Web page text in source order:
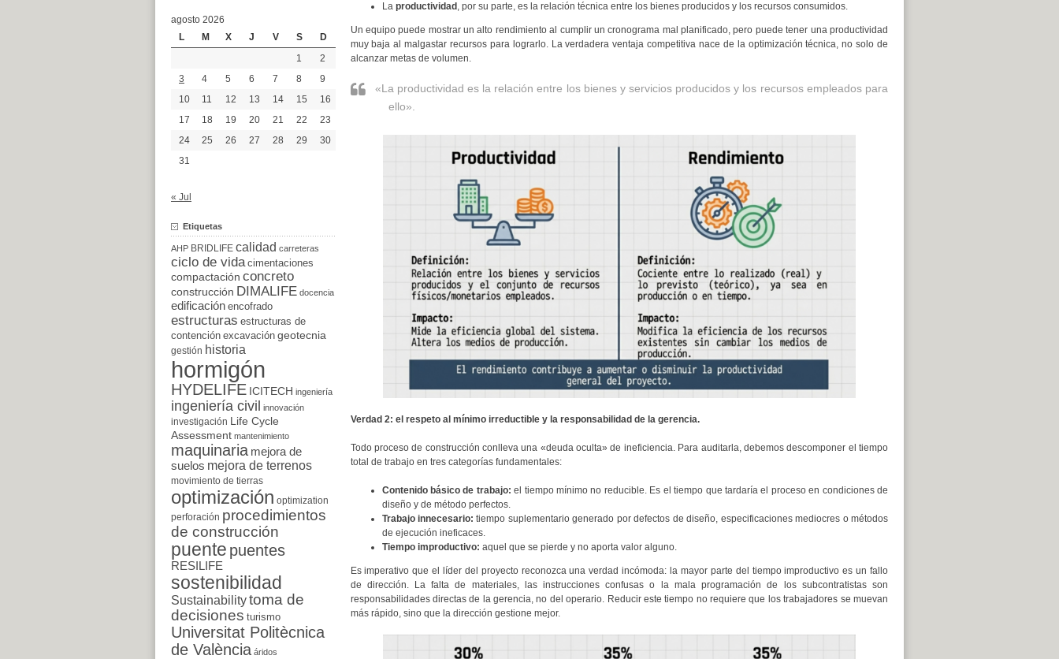
La productividad , por su parte, es la relación técnica entre los bienes producidos y los recursos consumidos.
Un equipo puede mostrar un alto rendimiento al cumplir un cronograma mal planificado, pero puede tener una productividad
muy baja al malgastar recursos para lograrlo. La verdadera ventaja competitiva nace de la optimización técnica, no solo de
alcanzar metas de volumen.
«La productividad es la relación entre los bienes y servicios producidos y los recursos empleados para
ello».
Verdad 2: el respeto al mínimo irreductible y la responsabilidad de la gerencia.
Todo proceso de construcción conlleva una «deuda oculta» de ineficiencia. Para auditarla, debemos descomponer el tiempo
total de trabajo en tres categorías fundamentales:
Contenido básico de trabajo: el tiempo mínimo no reducible. Es el tiempo que tardaría el proceso en condiciones de
diseño y de método perfectos.
Trabajo innecesario: tiempo suplementario generado por defectos de diseño, especificaciones mediocres o métodos
de ejecución ineficaces.
Tiempo improductivo: aquel que se pierde y no aporta valor alguno.
Es imperativo que el líder del proyecto reconozca una verdad incómoda: la mayor parte del tiempo improductivo es un fallo
de dirección. La falta de materiales, las instrucciones confusas o la mala programación de los subcontratistas son
responsabilidades directas de la gerencia, no del operario. Reducir este tiempo no requiere que los trabajadores se muevan
más rápido, sino que la dirección gestione mejor.
agosto 2026
L
M X J V S
D
1
2
3
4 5 6 7 8
9
10
11 12 13 14 15
16
17
18 19 20 21 22
23
24
25 26 27 28 29
30
31
« Jul
Etiquetas
AHP BRIDLIFE calidad carreteras
ciclo de vida cimentaciones
compactación concreto
construcción DIMALIFE docencia
edificación encofrado
estructuras estructuras de
contención excavación geotecnia
gestión historia
hormigón
HYDELIFE ICITECH ingeniería
ingeniería civil innovación
investigación
Life Cycle
Assessment mantenimiento
maquinaria mejora de
suelos mejora de terrenos
movimiento de tierras
optimización optimization
perforación procedimientos
de construcción
puente puentes
RESILIFE
sostenibilidad
Sustainabilitytoma de
decisiones turismo
Universitat Politècnica
de València áridos